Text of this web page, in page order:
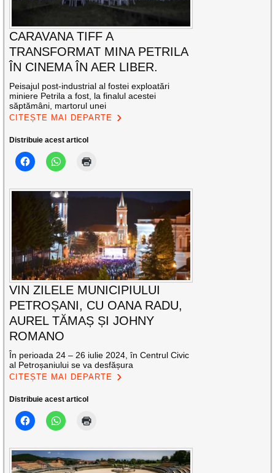
CARAVANA TIFF A
TRANSFORMAT MINA PETRILA
ÎN CINEMA ÎN AER LIBER.
Peisajul post-industrial al fostei exploatări
miniere Petrila a fost, la finalul acestei
săptămâni, martorul unei
CITEȘTE MAI DEPARTE
Distribuie acest articol
VIN ZILELE MUNICIPIULUI
PETROȘANI, CU OANA RADU,
AUREL TĂMAȘ ȘI JOHNY
ROMANO
În perioada 24 – 26 iulie 2024, în Centrul Civic
al Petroșaniului se va desfășura
CITEȘTE MAI DEPARTE
Distribuie acest articol